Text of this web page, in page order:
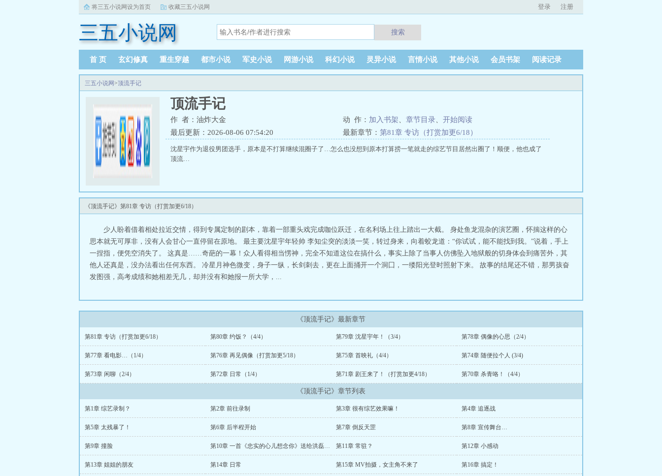
将三五小说网设为首页 收藏三五小说网 登录 注册
三五小说网 搜索
首 页 玄幻修真 重生穿越 都市小说 军史小说 网游小说 科幻小说 灵异小说 言情小说 其他小说 会员书架 阅读记录
三五小说网>顶流手记
顶流手记
作 者：油炸大金 动 作： 加入书架 章节目录
开始阅读
最后更新：2026-08-06 07:54:20
最新章节： 第81章 专访（打赏加更6/18）
沈星宇作为退役男团选手，原本是不打算继续混圈子了…怎么也没想到原本打算捞一笔就走的综艺节目居然出圈了！顺便，他也成了
顶流…
《顶流手记》第81章 专访（打赏加更6/18）
少人盼着借着相处拉近交情，得到专属定制的剧本，靠着一部重头戏完成咖位跃迁，在名利场上往上踏出一大截。 身处鱼龙混杂的演艺圈，怀揣这样的心
思本就无可厚非，没有人会甘心一直停留在原地。 最主要沈星宇年轻帅 李知尘突的淡淡一笑，转过身来，向着蛟龙道：“你试试，能不能找到我。”说着，手上
一捏指，便凭空消失了。 这真是……奇葩的一幕！众人看得相当愣神，完全不知道这位在搞什么，事实上除了当事人仿佛坠入地狱般的切身体会到痛苦外，其
他人还真是，没办法看出任何东西。 冷星月神色微变，身子一纵，长剑刺去，更在上面捅开一个洞囗，一缕阳光登时照射下来。 故事的结尾还不错，那男孩奋
发图强，高考成绩和她相差无几，却并没有和她报一所大学，...
《顶流手记》最新章节
第81章 专访（打赏加更6/18） 第80章 约饭？（4/4） 第79章 沈星宇年！（3/4） 第78章 偶像的心思（2/4）
第77章 看电影…（1/4） 第76章 再见偶像（打赏加更5/18） 第75章 首映礼（4/4） 第74章 随便拉个人 (3/4)
第73章 闲聊（2/4） 第72章 日常（1/4） 第71章 剧王来了！（打赏加更4/18） 第70章 杀青咯！（4/4）
《顶流手记》章节列表
第1章 综艺录制？ 第2章 前往录制 第3章 很有综艺效果嘛！ 第4章 追逐战
第5章 太残暴了！ 第6章 后半程开始 第7章 倒反天罡 第8章 宣传舞台…
第9章 撞脸 第10章 一首《忠实的心儿想念你》送给洪磊哥！ 第11章 常驻？ 第12章 小感动
第13章 姐姐的朋友 第14章 日常 第15章 MV拍摄，女主角不来了 第16章 搞定！